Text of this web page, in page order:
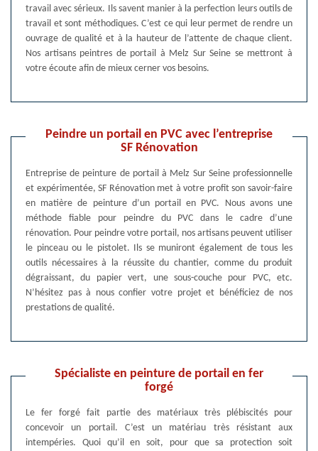
travail avec sérieux. Ils savent manier à la perfection leurs outils de
travail et sont méthodiques. C’est ce qui leur permet de rendre un
ouvrage de qualité et à la hauteur de l’attente de chaque client.
Nos artisans peintres de portail à Melz Sur Seine se mettront à
votre écoute afin de mieux cerner vos besoins.
Peindre un portail en PVC avec l’entreprise
SF Rénovation
Entreprise de peinture de portail à Melz Sur Seine professionnelle
et expérimentée, SF Rénovation met à votre profit son savoir-faire
en matière de peinture d’un portail en PVC. Nous avons une
méthode fiable pour peindre du PVC dans le cadre d’une
rénovation. Pour peindre votre portail, nos artisans peuvent utiliser
le pinceau ou le pistolet. Ils se muniront également de tous les
outils nécessaires à la réussite du chantier, comme du produit
dégraissant, du papier vert, une sous-couche pour PVC, etc.
N’hésitez pas à nous confier votre projet et bénéficiez de nos
prestations de qualité.
Spécialiste en peinture de portail en fer
forgé
Le fer forgé fait partie des matériaux très plébiscités pour
concevoir un portail. C’est un matériau très résistant aux
intempéries. Quoi qu’il en soit, pour que sa protection soit